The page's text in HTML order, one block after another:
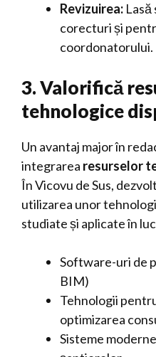
Revizuirea:
corecturi și
coordonatorului.
3. Valorifică
tehnologice
Un avantaj major în
integrarea resurselor
În Vicovu de Sus,
utilizarea unor
studiate și aplicate în
Software-uri de
BIM)
Tehnologii
optimizarea
Sisteme